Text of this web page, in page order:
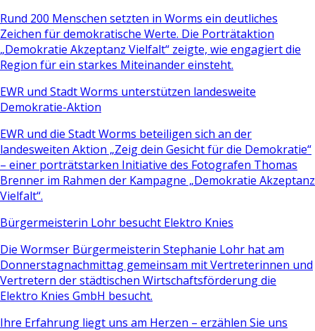
Rund 200 Menschen setzten in Worms ein deutliches
Zeichen für demokratische Werte. Die Porträtaktion
„Demokratie Akzeptanz Vielfalt“ zeigte, wie engagiert die
Region für ein starkes Miteinander einsteht.
EWR und Stadt Worms unterstützen landesweite
Demokratie-Aktion
EWR und die Stadt Worms beteiligen sich an der
landesweiten Aktion „Zeig dein Gesicht für die Demokratie“
– einer porträtstarken Initiative des Fotografen Thomas
Brenner im Rahmen der Kampagne „Demokratie Akzeptanz
Vielfalt“.
Bürgermeisterin Lohr besucht Elektro Knies
Die Wormser Bürgermeisterin Stephanie Lohr hat am
Donnerstagnachmittag gemeinsam mit Vertreterinnen und
Vertretern der städtischen Wirtschaftsförderung die
Elektro Knies GmbH besucht.
Ihre Erfahrung liegt uns am Herzen – erzählen Sie uns